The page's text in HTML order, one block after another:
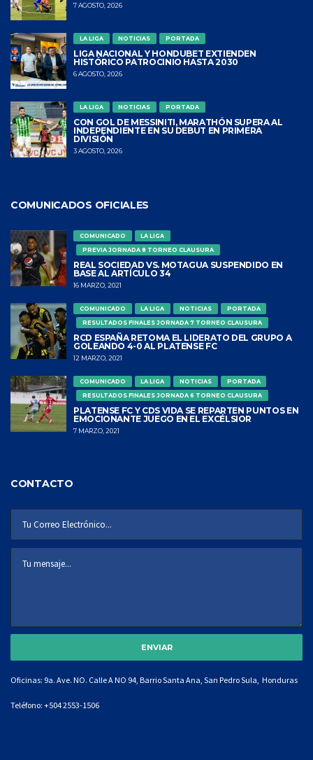
7 AGOSTO, 2026
LA LIGA NOTICIAS PORTADA
LIGA NACIONAL Y HONDUBET EXTIENDEN
HISTÓRICO PATROCINIO HASTA 2030
6 AGOSTO, 2026
LA LIGA NOTICIAS PORTADA
CON GOL DE MESSINITI, MARATHÓN SUPERA AL
INDEPENDIENTE EN SU DEBUT EN PRIMERA
DIVISIÓN
3 AGOSTO, 2026
COMUNICADOS OFICIALES
COMUNICADO
LA LIGA
PREVIA JORNADA 8 TORNEO CLAUSURA
REAL SOCIEDAD VS. MOTAGUA SUSPENDIDO EN
BASE AL ARTÍCULO 34
16 MARZO, 2021
COMUNICADO LA LIGA NOTICIAS
PORTADA
RESULTADOS FINALES JORNADA 7 TORNEO CLAUSURA
RCD ESPAÑA RETOMA EL LIDERATO DEL GRUPO A
GOLEANDO 4-0 AL PLATENSE FC
12 MARZO, 2021
COMUNICADO LA LIGA NOTICIAS
PORTADA
RESULTADOS FINALES JORNADA 6 TORNEO CLAUSURA
PLATENSE FC Y CDS VIDA SE REPARTEN PUNTOS EN
EMOCIONANTE JUEGO EN EL EXCÉLSIOR
7 MARZO, 2021
CONTACTO
Oficinas: 9a. Ave. NO. Calle A NO 94, Barrio Santa Ana, San Pedro Sula, Honduras
Teléfono: +504 2553-1506